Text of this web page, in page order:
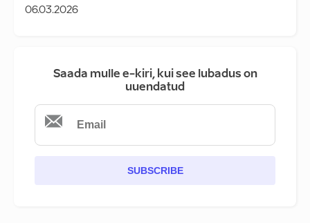
06.03.2026
Saada mulle e-kiri, kui see lubadus on
uuendatud
SUBSCRIBE